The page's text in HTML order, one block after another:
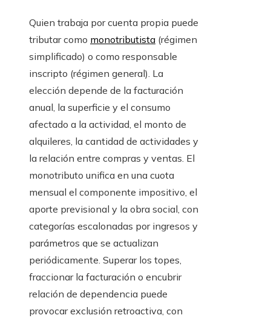
Quien trabaja por cuenta propia puede
tributar como monotributista (régimen
simplificado) o como responsable
inscripto (régimen general). La
elección depende de la facturación
anual, la superficie y el consumo
afectado a la actividad, el monto de
alquileres, la cantidad de actividades y
la relación entre compras y ventas. El
monotributo unifica en una cuota
mensual el componente impositivo, el
aporte previsional y la obra social, con
categorías escalonadas por ingresos y
parámetros que se actualizan
periódicamente. Superar los topes,
fraccionar la facturación o encubrir
relación de dependencia puede
provocar exclusión retroactiva, con